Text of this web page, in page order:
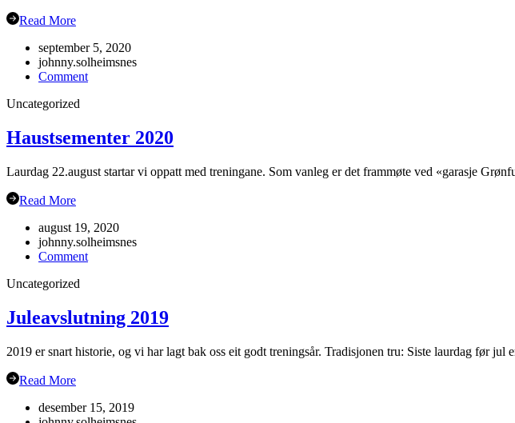
Read More
september 5, 2020
johnny.solheimsnes
Commenton
19.sept
Uncategorized
Haustsementer 2020
Laurdag 22.august startar vi oppatt med treningane. Som vanleg er det frammøte ved «garasje
Read More
august 19, 2020
johnny.solheimsnes
Commenton
Uncategorized
Juleavslutning 2019
2019 er snart historie, og vi har lagt bak oss eit godt treningsår. Tradisjonen tru: Siste laurdag før
Read More
desember 15, 2019